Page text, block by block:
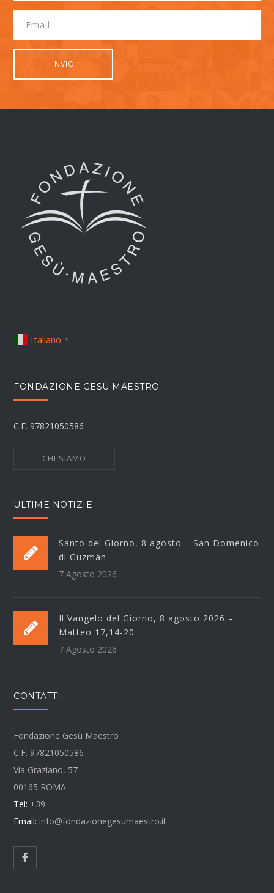
Italiano ▼
FONDAZIONE GESÙ MAESTRO
C.F. 97821050586
CHI SIAMO
ULTIME NOTIZIE
Santo del Giorno, 8 agosto – San Domenico
di Guzmán
7 Agosto 2026
Il Vangelo del Giorno, 8 agosto 2026 –
Matteo 17,14-20
7 Agosto 2026
CONTATTI
Fondazione Gesù Maestro
C.F. 97821050586
Via Graziano, 57
00165 ROMA
Tel: +39
Email: info@fondazionegesumaestro.it